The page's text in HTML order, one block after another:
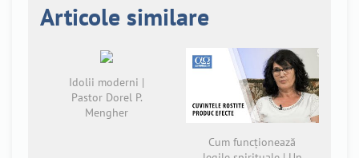
Articole similare
Idolii moderni |
Pastor Dorel P.
Mengher
Cum funcționează